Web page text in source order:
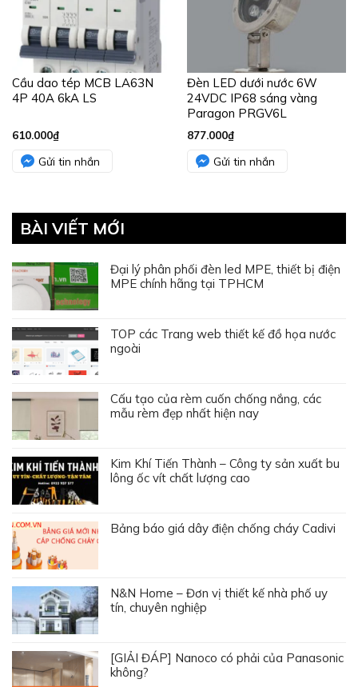
Cầu dao tép MCB LA63N
4P 40A 6kA LS
610.000₫
Gửi tin nhắn
Đèn LED dưới nước 6W
24VDC IP68 sáng vàng
Paragon PRGV6L
877.000₫
Gửi tin nhắn
BÀI VIẾT MỚI
Đại lý phân phối đèn led MPE, thiết bị điện
MPE chính hãng tại TPHCM
TOP các Trang web thiết kế đồ họa nước
ngoài
Cấu tạo của rèm cuốn chống nắng, các
mẫu rèm đẹp nhất hiện nay
Kim Khí Tiến Thành – Công ty sản xuất bu
lông ốc vít chất lượng cao
Bảng báo giá dây điện chống cháy Cadivi
N&N Home – Đơn vị thiết kế nhà phố uy
tín, chuyên nghiệp
[GIẢI ĐÁP] Nanoco có phải của Panasonic
không?